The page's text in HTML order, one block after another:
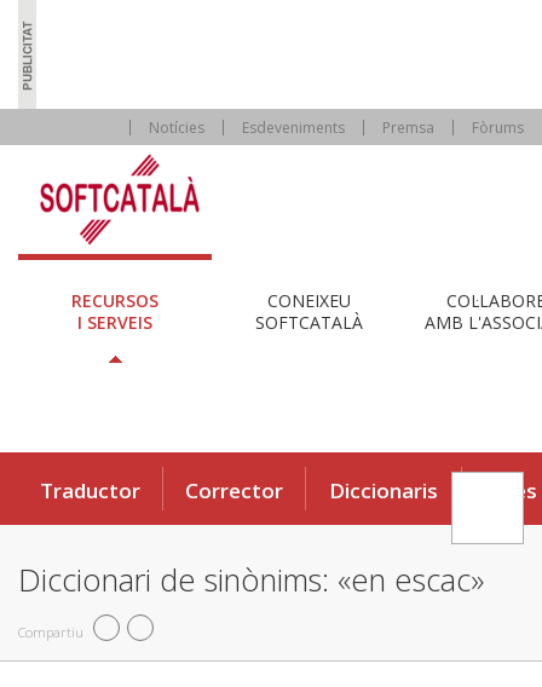
Notícies Esdeveniments Premsa Fòrums
RECURSOS
I SERVEIS
CONEIXEU
SOFTCATALÀ
AMB
Traductor Corrector Diccionaris Eines
Diccionari de sinònims: «en escac»
Compartiu